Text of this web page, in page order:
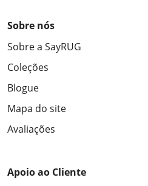
Sobre nós
Sobre a SayRUG
Coleções
Blogue
Mapa do site
Avaliações
Apoio ao Cliente